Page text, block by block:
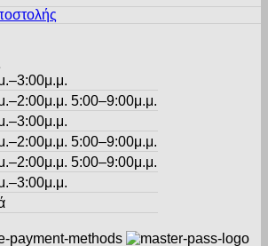
5:00–9:00μ.μ.
5:00–9:00μ.μ.
5:00–9:00μ.μ.